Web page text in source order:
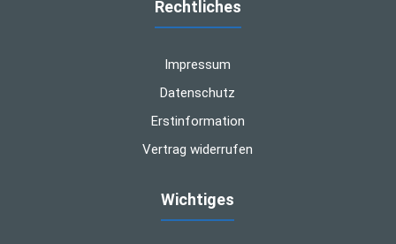
Rechtliches
Impressum
Datenschutz
Erstinformation
Vertrag widerrufen
Wichtiges